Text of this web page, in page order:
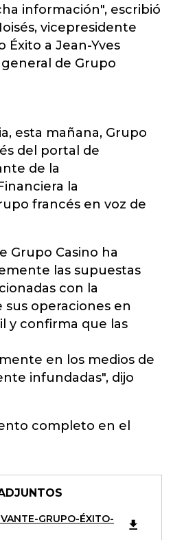
información", escribió
vicepresidente
Éxito a Jean-Yves
de Grupo
esta mañana, Grupo
del portal de
de la
la
francés en voz de
Grupo Casino ha
las supuestas
con la
operaciones en
y confirma que las
en los medios de
infundadas", dijo
completo en el
GRUPO-ÉXITO-